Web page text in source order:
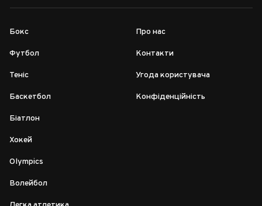
Бокс
Футбол
Теніс
Баскетбол
Біатлон
Хокей
Olympics
Волейбол
Про нас
Контакти
Угода користувача
Конфіденційність